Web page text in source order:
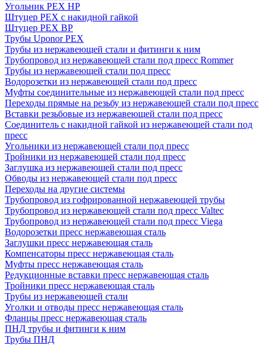
Угольник PEX НР
Штуцер PEX c накидной гайкой
Штуцер PEX ВР
Трубы Uponor PEX
Трубы из нержавеющей стали и фитинги к ним
Трубопровод из нержавеющей стали под пресс Rommer
Трубы из нержавеющей стали под пресс
Водорозетки из нержавеющей стали под пресс
Муфты соединительные из нержавеющей стали под пресс
Переходы прямые на резьбу из нержавеющей стали под пресс
Вставки резьбовые из нержавеющей стали под пресс
Соединитель с накидной гайкой из нержавеющей стали под
пресс
Угольники из нержавеющей стали под пресс
Тройники из нержавеющей стали под пресс
Заглушка из нержавеющей стали под пресс
Обводы из нержавеющей стали под пресс
Переходы на другие системы
Трубопровод из гофрированной нержавеющей трубы
Трубопровод из нержавеющей стали под пресс Valtec
Трубопровод из нержавеющей стали под пресс Viega
Водорозетки пресс нержавеющая сталь
Заглушки пресс нержавеющая сталь
Компенсаторы пресс нержавеющая сталь
Муфты пресс нержавеющая сталь
Редукционные вставки пресс нержавеющая сталь
Тройники пресс нержавеющая сталь
Трубы из нержавеющей стали
Уголки и отводы пресс нержавеющая сталь
Фланцы пресс нержавеющая сталь
ПНД трубы и фитинги к ним
Трубы ПНД